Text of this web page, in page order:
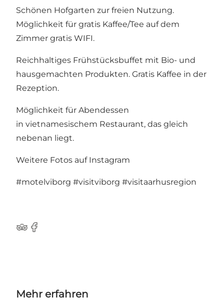
Schönen Hofgarten zur freien Nutzung.
Möglichkeit für gratis Kaffee/Tee auf dem
Zimmer gratis WIFI.
Reichhaltiges Frühstücksbuffet mit Bio- und
hausgemachten Produkten. Gratis Kaffee in der
Rezeption.
Möglichkeit für Abendessen
in vietnamesischem Restaurant, das gleich
nebenan liegt.
Weitere Fotos auf Instagram
#motelviborg #visitviborg #visitaarhusregion
TripAdvisor
Facebook
Mehr erfahren